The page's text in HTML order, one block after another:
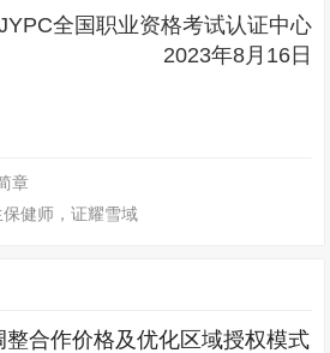
全国职业资格考试认证中心
2023年8月16日
章
健师，证耀雪域
整合作价格及优化区域授权模式